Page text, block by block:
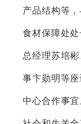
产品结构等
食材保障处
总经理苏培
事卞勋明等
中心合作事